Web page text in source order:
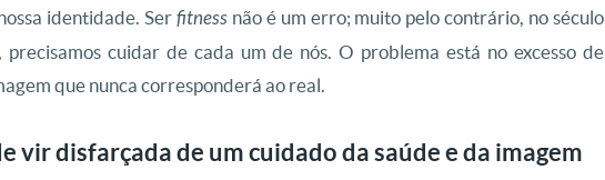
identidade. Ser fitnessnão é um erro; muito pelo contrário, no século
precisamos cuidar de cada um de nós. O problema está no excesso de
que nunca corresponderá ao real.
vir disfarçada de um cuidado da saúde e da imagem